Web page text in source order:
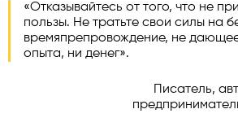
«Отказывайтесь от того, что не
пользы. Не тратьте свои силы на
времяпрепровождение, не
опыта, ни денег».
Писатель,